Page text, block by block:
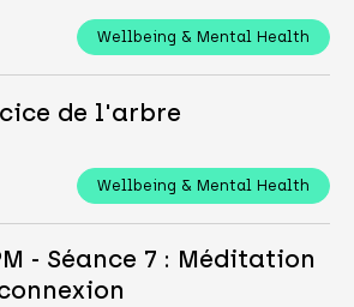
Wellbeing & Mental Health
de l'arbre
Wellbeing & Mental Health
- Séance 7 : Méditation